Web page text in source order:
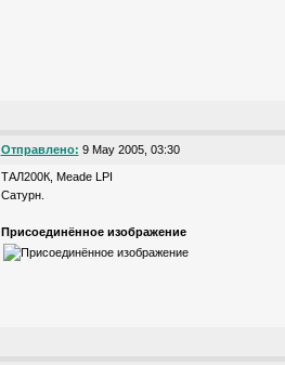
Отправлено: 9 May 2005, 03:30
ТАЛ200К, Meade LPI
Сатурн.
Присоединённое изображение